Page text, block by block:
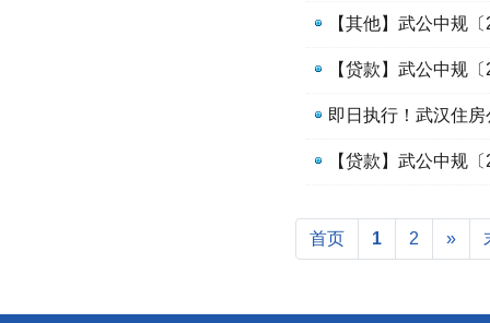
即日执行！武汉住
首页 1 2 »